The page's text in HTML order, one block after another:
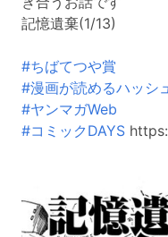
記憶遺棄(1/13)
#ちばてつや賞
#漫画が読めるハッシ
#ヤンマガWeb
#コミックDAYS